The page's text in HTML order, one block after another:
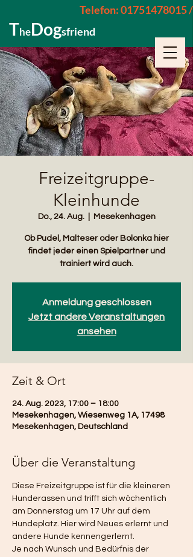
TheDogsfriend
Telefon: 01751478015 /
Freizeitgruppe-
Kleinhunde
Do., 24. Aug.
  |
Mesekenhagen
Ob Pudel, Malteser oder Bolonka hier
findet jeder einen Spielpartner und
trainiert wird auch.
Anmeldung geschlossen
Jetzt andere Veranstaltungen
ansehen
Zeit & Ort
24. Aug. 2023, 17:00 – 18:00
Mesekenhagen, Wiesenweg 1A, 17498
Mesekenhagen, Deutschland
Über die Veranstaltung
Diese Freizeitgruppe ist für die kleineren
Hunderassen und trifft sich wöchentlich
am Donnerstag um 17 Uhr auf dem
Hundeplatz. Hier wird Neues erlernt und
andere Hunde kennengerlernt.
Je nach Wunsch und Bedürfnis der